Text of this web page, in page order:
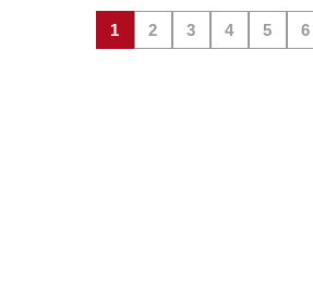
1 2 3 4 5 6